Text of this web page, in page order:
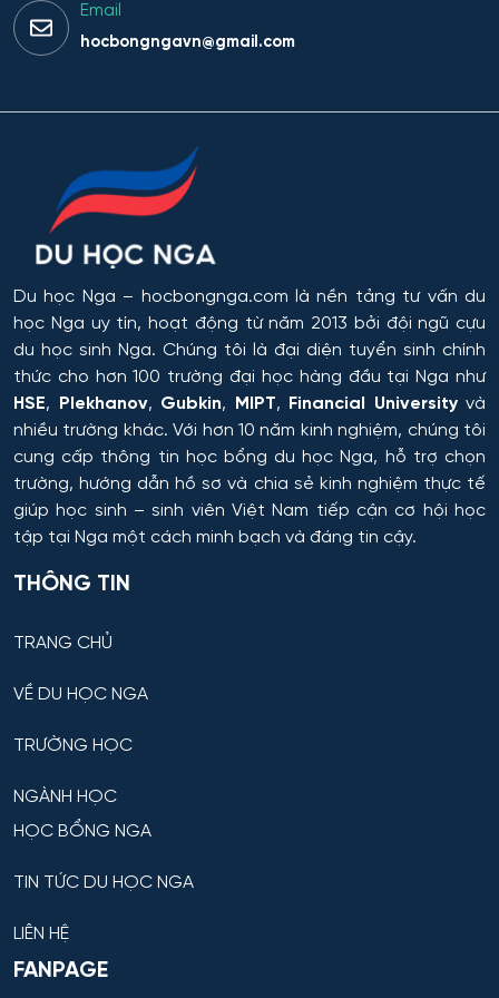
Irkutsk
Rostov
Orel
Tomsk
Krasnoyarsk
Yakutsk
Samara
Tula
Tver
Orenburg
Perm
Ufa
Chính sách công và khoa học xã hội
Các quy trình tiết kiệm năng lượng và tài nguyên
trong công nghệ hóa học, hóa dầu và công nghệ sinh
Công chứng và hoạt động công chứng
Công nghiệp sinh thái và công nghệ sinh học
Công nghệ chế biến và khai thác gỗ
Công nghệ Hóa học
Công nghệ in ấn và đóng gói sản xuất
Công nghệ laser
Công nghệ sản phẩm công nghiệp nhẹ
Công nghệ sản xuất và chế biến nông sản
Công nghệ thăm dò địa chất
Email
hocbongngavn@gmail.com
Du học Nga – hocbongnga.com là nền tảng tư vấn du
học Nga uy tín, hoạt động từ năm 2013 bởi đội ngũ cựu
du học sinh Nga. Chúng tôi là đại diện tuyển sinh chính
thức cho hơn 100 trường đại học hàng đầu tại Nga như
HSE, Plekhanov, Gubkin, MIPT, Financial Universityvà
nhiều trường khác. Với hơn 10 năm kinh nghiệm, chúng tôi
cung cấp thông tin học bổng du học Nga, hỗ trợ chọn
trường, hướng dẫn hồ sơ và chia sẻ kinh nghiệm thực tế
giúp học sinh – sinh viên Việt Nam tiếp cận cơ hội học
tập tại Nga một cách minh bạch và đáng tin cậy.
THÔNG TIN
TRANG CHỦ
VỀ DU HỌC NGA
TRƯỜNG HỌC
NGÀNH HỌC
HỌC BỔNG NGA
TIN TỨC DU HỌC NGA
LIÊN HỆ
FANPAGE